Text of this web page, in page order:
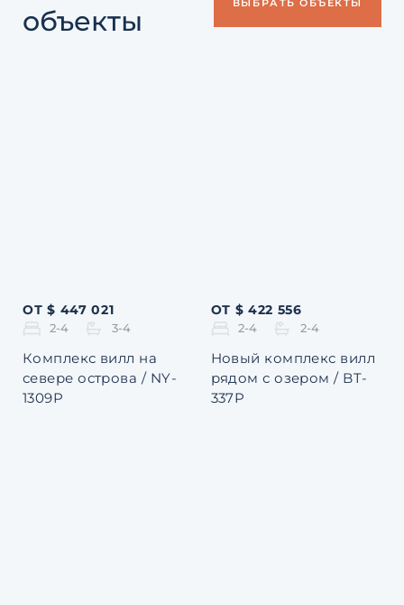
объекты
ОТ $ 447 021
2-4 3-4
Комплекс вилл на
севере острова / NY-
1309P
ОТ $ 422 556
2-4 2-4
Новый комплекс вилл
рядом с озером / BT-
337P